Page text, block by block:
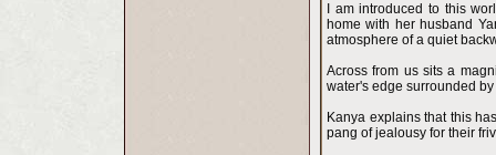
I am introduced to this
home with her husband
atmosphere of a quiet
Across from us sits a
water's edge surrounded
Kanya explains that this
pang of jealousy for their